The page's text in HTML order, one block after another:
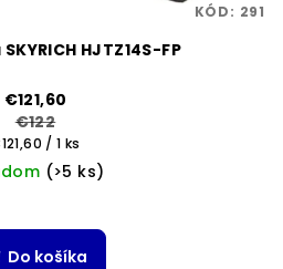
HJTZ14S-FP
€121,60
€122
/ 1 ks
(>5 ks)
hodnotenie
produktu
Do košíka
KÓD: 291